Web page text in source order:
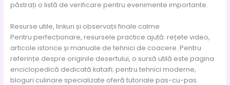
păstrați o listă de verificare pentru evenimente importante.
Resurse utile, linkuri și observații finale calme
Pentru perfecționare, resursele practice ajută: rețete video,
articole istorice și manuale de tehnici de coacere. Pentru
referințe despre originile desertului, o sursă utilă este pagina
enciclopedică dedicată kataifi; pentru tehnici moderne,
bloguri culinare specializate oferă tutoriale pas-cu-pas.